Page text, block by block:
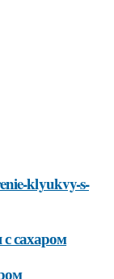
klyukvy-s-
сахаром